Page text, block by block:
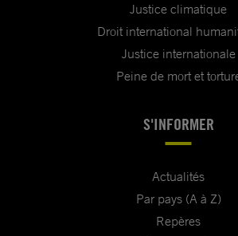
Justice climatique
Droit international
Justice internationale
Peine de mort et
S'INFORMER
Actualités
Par pays (A à Z)
Repères